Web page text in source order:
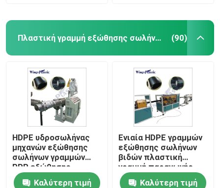
Πλαστική γραμμή εξώθησης σωλήνων (90)
HDPE υδροσωλήνας
μηχανών εξώθησης
σωλήνων γραμμών
PPR εξώθησης
σωλήνων PE
Καλύτερη τιμή
Ενιαία HDPE γραμμών
εξώθησης σωλήνων
βιδών πλαστική
γραμμή παραγωγής
σωλήνων
Καλύτερη τιμή